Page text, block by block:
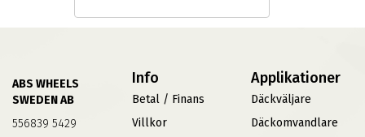
ABS WHEELS
SWEDEN AB
556839 5429
Info
Betal / Finans
Villkor
Applikationer
Däckväljare
Däckomvandlare